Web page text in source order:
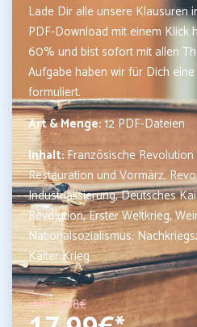
Lade Dir alle unsere Klausuren
PDF-Download mit einem Klick
60% und bist sofort mit allen
Aufgabe haben wir für Dich
formuliert.
Art & Menge:12 PDF-Dateien
Inhalt: Französische
Restauration und Vormärz,
Industrialisierung, Deutsches
Revolution, Erster Weltkrieg,
Nationalsozialismus,
Kalter Krieg
statt 71,88€